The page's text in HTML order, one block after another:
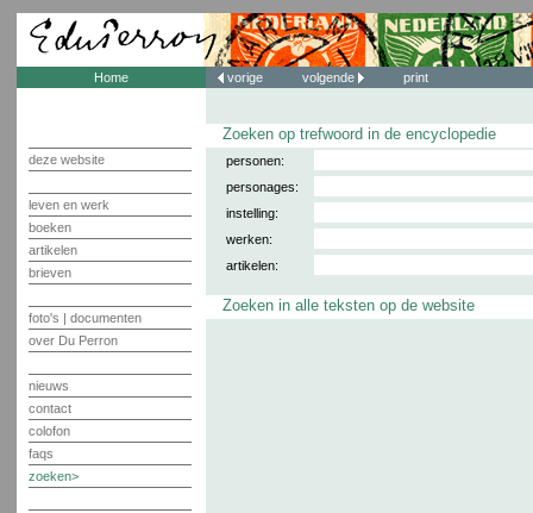
Home
deze website
leven en werk
boeken
artikelen
brieven
foto's | documenten
over Du Perron
nieuws
contact
colofon
faqs
zoeken
vorige volgende print
Zoeken op trefwoord in de encyclopedie
personen:
personages:
instelling:
werken:
artikelen:
Zoeken in alle teksten op de website